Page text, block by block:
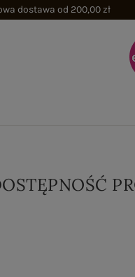
dostawa od 200,00 zł